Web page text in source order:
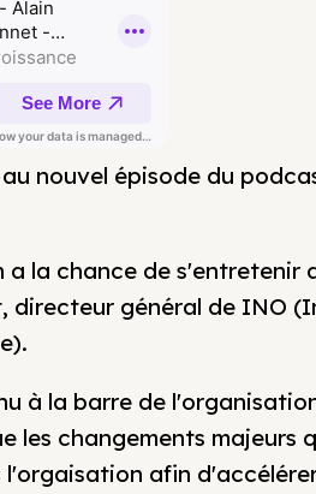
nouvel épisode du
a la chance de s'entretenir
directeur général de INO
à la barre de
les changements majeurs
l'orgaisation afin